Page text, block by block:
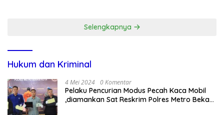
Selengkapnya
Hukum dan Kriminal
4 Mei 2024 0 Komentar
Pelaku Pencurian Modus Pecah Kaca Mobil
,diamankan Sat Reskrim Polres Metro Bekasi